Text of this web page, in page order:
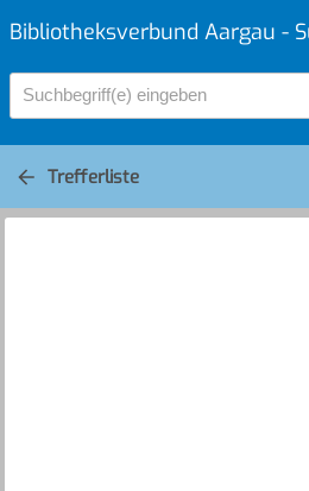
Bibliotheksverbund Aargau -
Suchbegriff(e) eingeben
Trefferliste